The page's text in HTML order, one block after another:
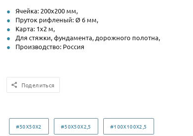
Ячейка: 200х200 мм,
Пруток рифленый: Ø 6 мм,
Карта: 1х2 м,
Для стяжки, фундамента, дорожного полотна,
Производство: Россия
Поделиться
#50X50X2 #50X50X2,5 #100X100X2,5